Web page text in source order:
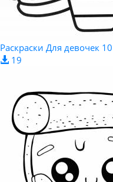
Раскраски Для девочек
19